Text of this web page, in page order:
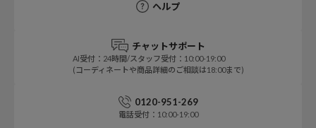
ヘルプ
チャットサポート
AI受付：24時間/スタッフ受付：10:00-19:00
(コーディネートや商品詳細のご相談は18:00まで)
0120-951-269
電話受付：10:00-19:00